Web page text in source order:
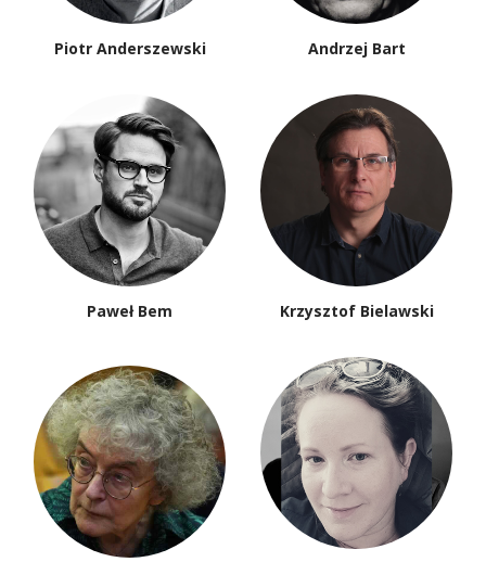
Piotr Anderszewski Andrzej Bart
Paweł Bem Krzysztof Bielawski